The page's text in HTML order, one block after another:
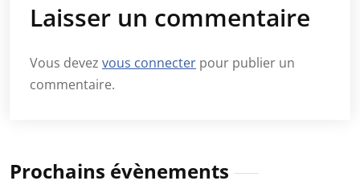
Laisser un commentaire
Vous devez vous connecter pour publier un
commentaire.
Prochains évènements